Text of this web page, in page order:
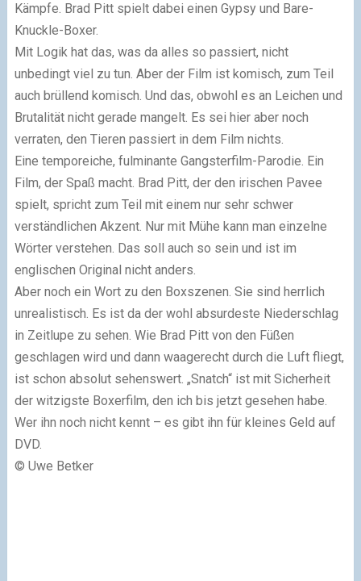
Kämpfe. Brad Pitt spielt dabei einen Gypsy und Bare-
Knuckle-Boxer.
Mit Logik hat das, was da alles so passiert, nicht
unbedingt viel zu tun. Aber der Film ist komisch, zum Teil
auch brüllend komisch. Und das, obwohl es an Leichen und
Brutalität nicht gerade mangelt. Es sei hier aber noch
verraten, den Tieren passiert in dem Film nichts.
Eine temporeiche, fulminante Gangsterfilm-Parodie. Ein
Film, der Spaß macht. Brad Pitt, der den irischen Pavee
spielt, spricht zum Teil mit einem nur sehr schwer
verständlichen Akzent. Nur mit Mühe kann man einzelne
Wörter verstehen. Das soll auch so sein und ist im
englischen Original nicht anders.
Aber noch ein Wort zu den Boxszenen. Sie sind herrlich
unrealistisch. Es ist da der wohl absurdeste Niederschlag
in Zeitlupe zu sehen. Wie Brad Pitt von den Füßen
geschlagen wird und dann waagerecht durch die Luft fliegt,
ist schon absolut sehenswert. „Snatch“ ist mit Sicherheit
der witzigste Boxerfilm, den ich bis jetzt gesehen habe.
Wer ihn noch nicht kennt – es gibt ihn für kleines Geld auf
DVD.
© Uwe Betker